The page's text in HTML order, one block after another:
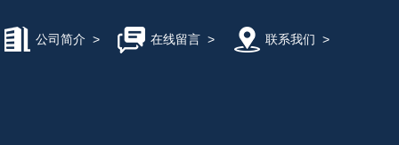
公司简介 > 在线留言> 联系我们 >